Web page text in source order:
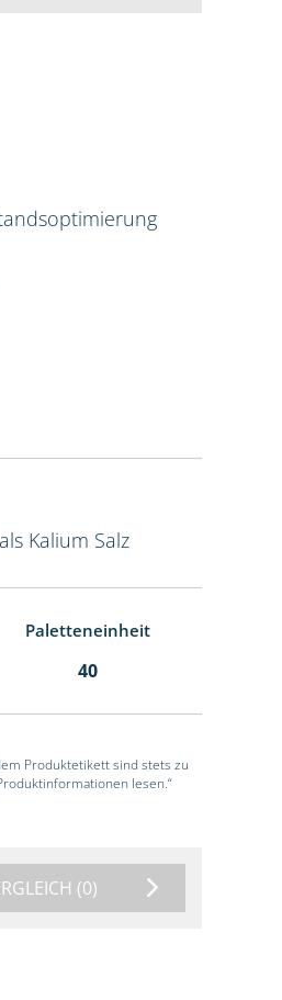
Kalium Salz
Paletteneinheit
40
Produktetikett sind stets zu
lesen.“
(0)